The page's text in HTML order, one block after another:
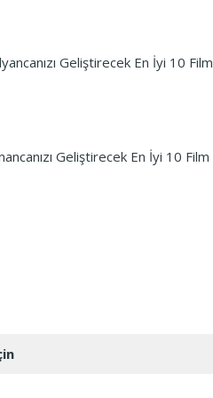
Geliştirecek En İyi 10 Film
Geliştirecek En İyi 10 Film